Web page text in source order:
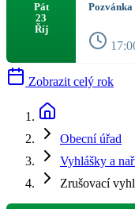
Pát
23
Říj
Pozvánka
Zobrazit celý rok
Obecní úřad
Vyhlášky a
Zrušovací